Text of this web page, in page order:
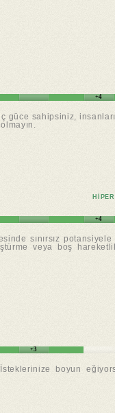
+4
güce sahipsiniz,
+4
sınırsız
veya boş
+3
boyun